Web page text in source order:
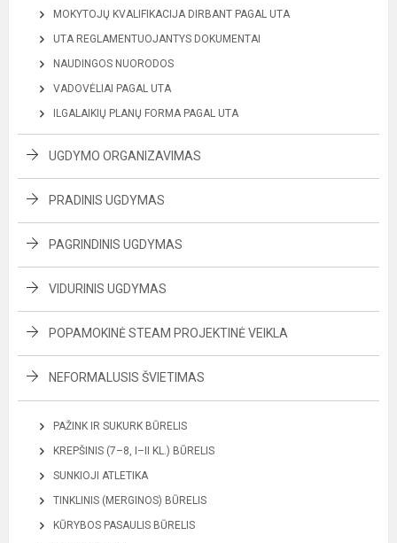
MOKYTOJŲ KVALIFIKACIJA DIRBANT PAGAL UTA
UTA REGLAMENTUOJANTYS DOKUMENTAI
NAUDINGOS NUORODOS
VADOVĖLIAI PAGAL UTA
ILGALAIKIŲ PLANŲ FORMA PAGAL UTA
UGDYMO ORGANIZAVIMAS
PRADINIS UGDYMAS
PAGRINDINIS UGDYMAS
VIDURINIS UGDYMAS
POPAMOKINĖ STEAM PROJEKTINĖ VEIKLA
NEFORMALUSIS ŠVIETIMAS
PAŽINK IR SUKURK BŪRELIS
KREPŠINIS (7–8, I–II KL.) BŪRELIS
SUNKIOJI ATLETIKA
TINKLINIS (MERGINOS) BŪRELIS
KŪRYBOS PASAULIS BŪRELIS